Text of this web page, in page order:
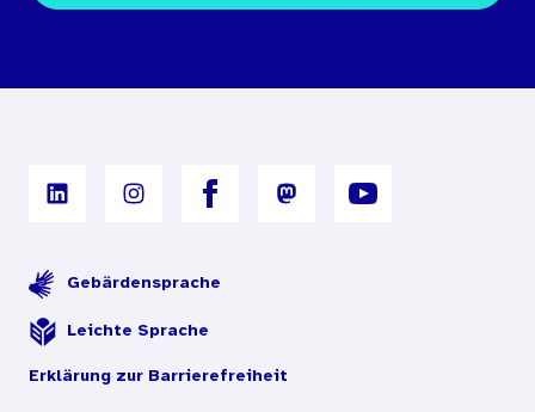
Digitales Archiv
Gebärdensprache
Leichte Sprache
Erklärung zur Barrierefreiheit